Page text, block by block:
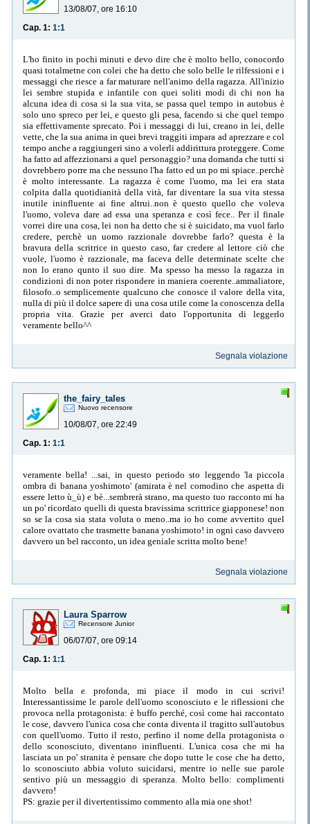
13/08/07, ore 16:10
Cap. 1: 1:1
L'ho finito in pochi minuti e devo dire che è molto bello, conocordo
quasi totalmetne con colei che ha detto che solo belle le rilfessioni e i
messaggi che riesce a far maturare nell'animo della ragazza. All'inizio
lei sembre stupida e infantile con quei soliti modi di chi non ha
alcuna idea di cosa si la sua vita, se passa quel tempo in autobus è
solo uno spreco per lei, e questo gli pesa, facendo si che quel tempo
sia effettivamente sprecato. Poi i messaggi di lui, creano in lei, delle
vette, che la sua anima in quei brevi traggiti impara ad aprezzare e col
tempo anche a raggiungeri sino a volerli addirittura proteggere. Come
ha fatto ad affezzionarsi a quel personaggio? una domanda che tutti si
dovrebbero porre ma che nessuno l'ha fatto ed un po mi spiace..perchè
è molto interessante. La ragazza è come l'uomo, ma lei era stata
colpita dalla quotidianità della vità, far diventare la sua vita stessa
inutile ininfluente ai fine altrui..non è questo quello che voleva
l'uomo, voleva dare ad essa una speranza e così fece.. Per il finale
vorrei dire una cosa, lei non ha detto che si è suicidato, ma vuol farlo
credere, perchè un uomo razzionale dovrebbe farlo? questa è la
bravura della scritrice in questo caso, far credere al lettore ciò che
vuole, l'uomo è razzionale, ma faceva delle determinate scelte che
non lo erano qunto il suo dire. Ma spesso ha messo la ragazza in
condizioni di non poter rispondere in maniera coerente..ammaliatore,
filosofo..o semplicemente qualcuno che conosce il valore della vita,
nulla di più il dolce sapere di una cosa utile come la conoscenza della
propria vita. Grazie per averci dato l'opportunita di leggerlo
veramente bello^^
Segnala violazione
the_fairy_tales
Nuovo recensore
10/08/07, ore 22:49
Cap. 1: 1:1
veramente bella! ...sai, in questo periodo sto leggendo 'la piccola
ombra di banana yoshimoto' (amirata è nel comodino che aspetta di
essere letto ù_ù) e bè...sembrerà strano, ma questo tuo racconto mi ha
un po' ricordato quelli di questa bravissima scrittrice giapponese! non
so se la cosa sia stata voluta o meno..ma io ho come avvertito quel
calore ovattato che trasmette banana yoshimoto! in ogni caso davvero
davvero un bel racconto, un idea geniale scritta molto bene!
Segnala violazione
Laura Sparrow
Recensore Junior
06/07/07, ore 09:14
Cap. 1: 1:1
Molto bella e profonda, mi piace il modo in cui scrivi!
Interessantissime le parole dell'uomo sconosciuto e le riflessioni che
provoca nella protagonista: è buffo perché, così come hai raccontato
le cose, davvero l'unica cosa che conta diventa il tragitto sull'autobus
con quell'uomo. Tutto il resto, perfino il nome della protagonista o
dello sconosciuto, diventano ininfluenti. L'unica cosa che mi ha
lasciata un po' stranita è pensare che dopo tutte le cose che ha detto,
lo sconosciuto abbia voluto suicidarsi, mentre io nelle sue parole
sentivo più un messaggio di speranza. Molto bello: complimenti
davvero!
PS: grazie per il divertentissimo commento alla mia one shot!